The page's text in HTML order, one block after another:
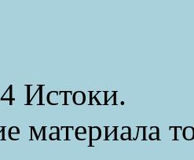
Истоки.
материала